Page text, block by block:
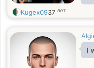
Kugex0937 лет
I